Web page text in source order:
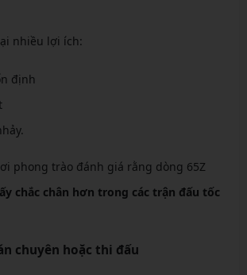
nhiều lợi ích:
định
phong trào đánh giá rằng dòng 65Z
chắc chân hơn trong các trận đấu tốc
chuyên hoặc thi đấu